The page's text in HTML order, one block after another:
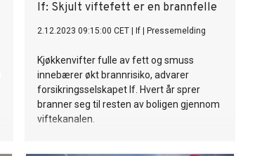
If: Skjult viftefett er en brannfelle
2.12.2023 09:15:00 CET If Pressemelding
Kjøkkenvifter fulle av fett og smuss
innebærer økt brannrisiko, advarer
forsikringsselskapet If. Hvert år sprer
branner seg til resten av boligen gjennom
viftekanalen.